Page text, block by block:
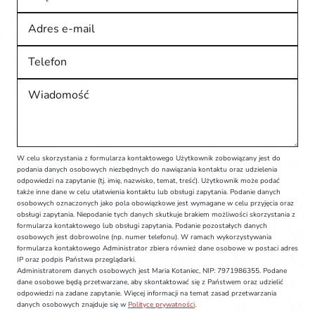
Adres e-mail
Telefon
Wiadomość
W celu skorzystania z formularza kontaktowego Użytkownik zobowiązany jest do
podania danych osobowych niezbędnych do nawiązania kontaktu oraz udzielenia
odpowiedzi na zapytanie (tj. imię, nazwisko, temat, treść). Użytkownik może podać
także inne dane w celu ułatwienia kontaktu lub obsługi zapytania. Podanie danych
osobowych oznaczonych jako pola obowiązkowe jest wymagane w celu przyjęcia oraz
obsługi zapytania. Niepodanie tych danych skutkuje brakiem możliwości skorzystania z
formularza kontaktowego lub obsługi zapytania. Podanie pozostałych danych
osobowych jest dobrowolne (np. numer telefonu). W ramach wykorzystywania
formularza kontaktowego Administrator zbiera również dane osobowe w postaci adres
IP oraz podpis Państwa przeglądarki.
Administratorem danych osobowych jest Maria Kotaniec, NIP: 7971986355. Podane
dane osobowe będą przetwarzane, aby skontaktować się z Państwem oraz udzielić
odpowiedzi na zadane zapytanie. Więcej informacji na temat zasad przetwarzania
danych osobowych znajduje się w Polityce prywatności.